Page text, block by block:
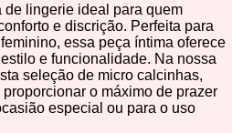
de lingerie ideal para quem
e discrição. Perfeita para
essa peça íntima oferece
e funcionalidade. Na nossa
seleção de micro calcinhas,
o máximo de prazer
especial ou para o uso